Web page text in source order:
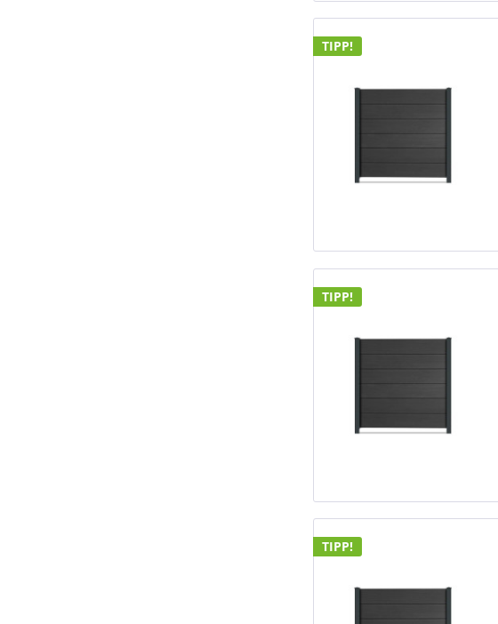
TIPP!
TIPP!
TIPP!